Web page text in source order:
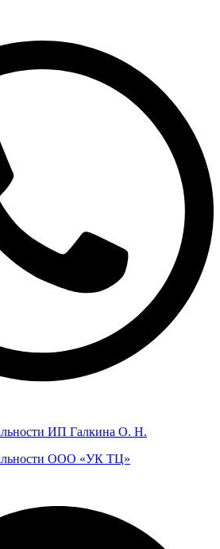
ИП Галкина О. Н.
ООО «УК ТЦ»